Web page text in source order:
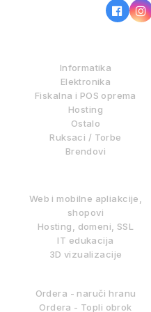
Informatika
Elektronika
Fiskalna i POS oprema
Hosting
Ostalo
Ruksaci / Torbe
Brendovi
Web i mobilne apliakcije,
shopovi
Hosting, domeni, SSL
IT edukacija
3D vizualizacije
Ordera - naruči hranu
Ordera - Topli obrok